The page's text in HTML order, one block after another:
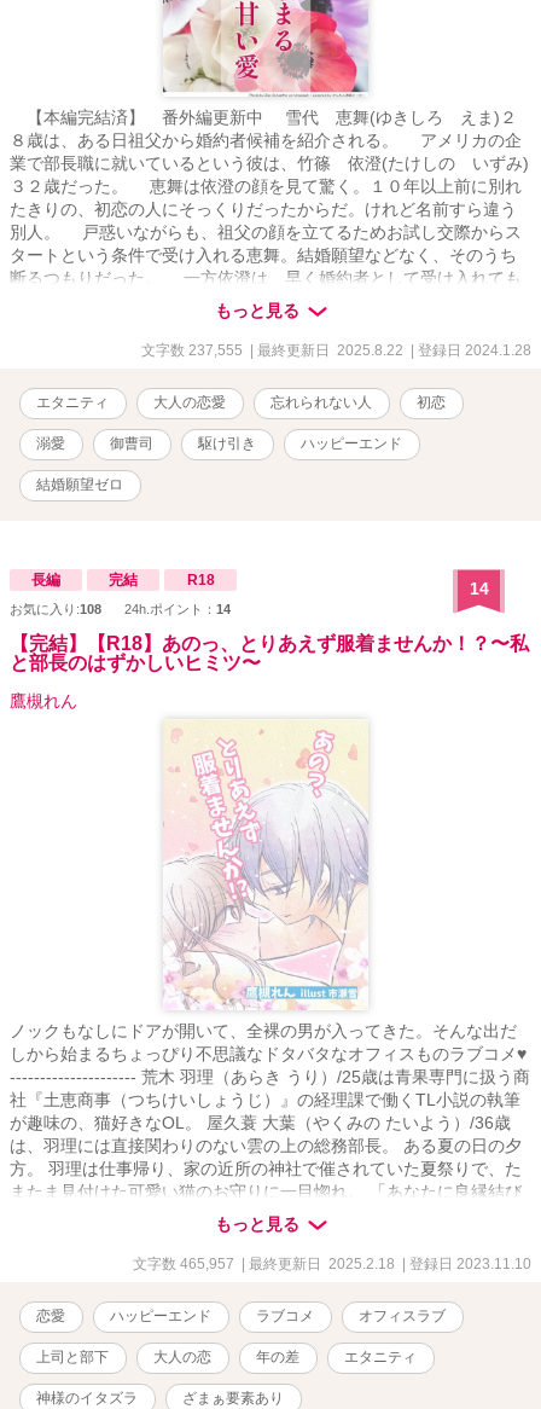
【本編完結済】 番外編更新中 雪代 恵舞(ゆきしろ えま)２
８歳は、ある日祖父から婚約者候補を紹介される。 アメリカの企
業で部長職に就いているという彼は、竹篠 依澄(たけしの いずみ)
３２歳だった。 恵舞は依澄の顔を見て驚く。１０年以上前に別れ
たきりの、初恋の人にそっくりだったからだ。けれど名前すら違う
別人。 戸惑いながらも、祖父の顔を立てるためお試し交際からス
タートという条件で受け入れる恵舞。結婚願望などなく、そのうち
断るつもりだった。 一方依澄は、早く婚約者として受け入れても
らいたいと、まずお互いを知るために簡単なゲームをしようと言い
出す。 「俺が勝ったら唇をもらおうか」 ――この駆け引きの勝者
はどちら？ ＊付きはＲ描写ありです。 本編完結済 番外編掲載中で
もっと見る
文字数 237,555 | 最終更新日 2025.8.22 | 登録日 2024.1.28
エタニティ 大人の恋愛 忘れられない人 初恋
溺愛 御曹司 駆け引き ハッピーエンド
結婚願望ゼロ
長編 完結 R18
お気に入り:108 24h.ポイント： 14
14
【完結】【R18】あのっ、とりあえず服着ませんか！？〜私
と部長のはずかしいヒミツ〜
鷹槻れん
ノックもなしにドアが開いて、全裸の男が入ってきた。そんな出だ
しから始まるちょっぴり不思議なドタバタなオフィスものラブコメ♥
--------------------- 荒木 羽理（あらき うり）/25歳は青果専門に扱う商
社『土恵商事（つちけいしょうじ）』の経理課で働くTL小説の執筆
が趣味の、猫好きなOL。 屋久蓑 大葉（やくみの たいよう）/36歳
は、羽理には直接関わりのない雲の上の総務部長。 ある夏の日の夕
方。 羽理は仕事帰り、家の近所の神社で催されていた夏祭りで、た
またま見付けた可愛い猫のお守りに一目惚れ。 「あなたに良縁結び
ますニャ！」と書かれたパッケージを見て、軽い気持ちで「お願い
しますニャ！」と願掛けしたのだけれど――。 ※ちょっぴり不思議
な現代モノオフィスラブ！？ ※BL的な雰囲気がちらほら。 ※レーテ
るため、設定はそちらにしてあります） （執筆期間：2022/06/25〜
2025/01/27） --------------------- ○表紙絵は市瀬雪ちゃん
（https://x.com/yukiyukisnow7?
s=21&t=QMTHZgxLmWb6bE3RZSSmJA）に依頼しました♥（作品
シェア以外での無断転載など固くお断りします） ○公開後に加筆修正
もっと見る
文字数 465,957 | 最終更新日 2025.2.18 | 登録日 2023.11.10
恋愛 ハッピーエンド ラブコメ オフィスラブ
上司と部下 大人の恋 年の差 エタニティ
神様のイタズラ ざまぁ要素あり